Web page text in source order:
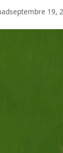
septembre 19,